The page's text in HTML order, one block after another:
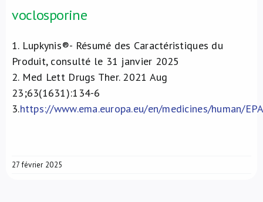
voclosporine
1.Lupkynis®- Résumé des Caractéristiques du
Produit, consulté le 31 janvier 2025
2.Med Lett Drugs Ther. 2021 Aug
23;63(1631):134-6
3.https://www.ema.europa.eu/en/medicines/human/
27 février 2025